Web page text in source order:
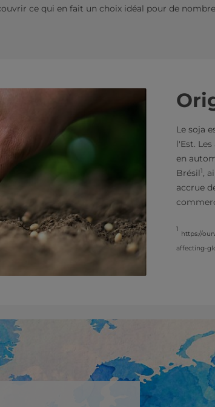
ce qui en fait un choix idéal pour de
Le soja
l'Est.
en
Brésil1,
accrue
1
https://
affecting-